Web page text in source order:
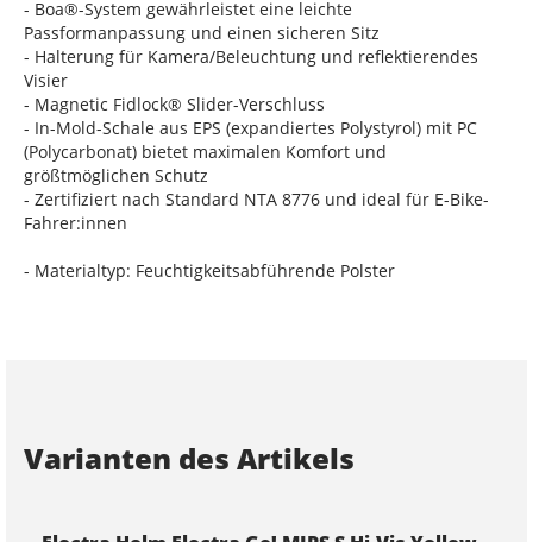
- Boa®-System gewährleistet eine leichte
Passformanpassung und einen sicheren Sitz
- Halterung für Kamera/Beleuchtung und reflektierendes
Visier
- Magnetic Fidlock® Slider-Verschluss
- In-Mold-Schale aus EPS (expandiertes Polystyrol) mit PC
(Polycarbonat) bietet maximalen Komfort und
größtmöglichen Schutz
- Zertifiziert nach Standard NTA 8776 und ideal für E-Bike-
Fahrer:innen
- Materialtyp: Feuchtigkeitsabführende Polster
Varianten des Artikels